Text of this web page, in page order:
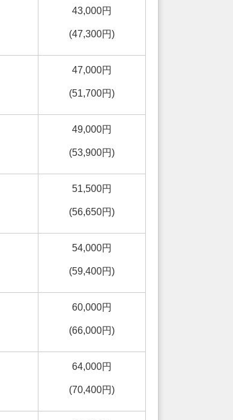
43,000円
(47,300円)
47,000円
(51,700円)
49,000円
(53,900円)
51,500円
(56,650円)
54,000円
(59,400円)
60,000円
(66,000円)
64,000円
(70,400円)